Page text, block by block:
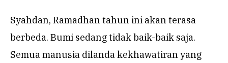
Syahdan, Ramadhan tahun ini akan terasa
berbeda. Bumi sedang tidak baik-baik saja.
Semua manusia dilanda kekhawatiran yang